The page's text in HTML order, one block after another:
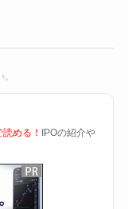
める！ IPOの紹介や